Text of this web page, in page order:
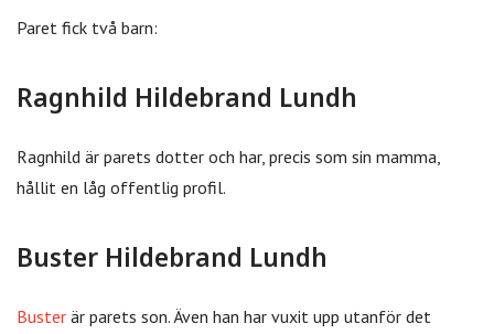
Paret fick två barn:
Ragnhild Hildebrand Lundh
Ragnhild är parets dotter och har, precis som sin mamma,
hållit en låg offentlig profil.
Buster Hildebrand Lundh
Buster är parets son. Även han har vuxit upp utanför det